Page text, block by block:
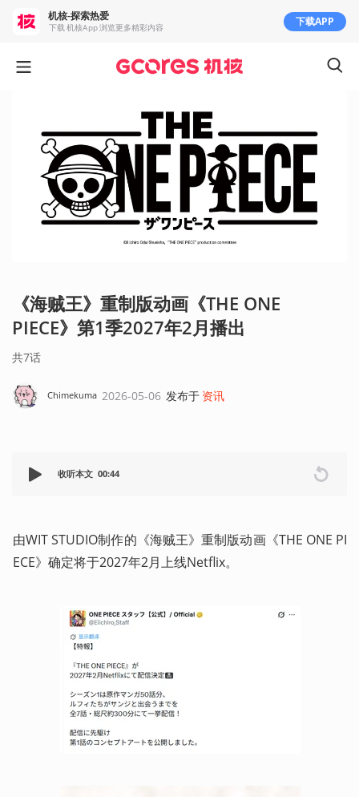
《海贼王》重制版动画《THE ONE
PIECE》第1季2027年2月播出
共7话
Chimekuma 2026-05-06 发布于 资讯
收听本文 00:44
由WIT STUDIO制作的《海贼王》重制版动画《THE ONE PI
ECE》确定将于2027年2月上线Netflix。
机核-探索热爱
下载 机核App 浏览更多精彩内容 下载APP